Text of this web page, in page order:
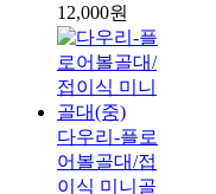
12,000원
다우리-플로
어볼골대/접
이식 미니골